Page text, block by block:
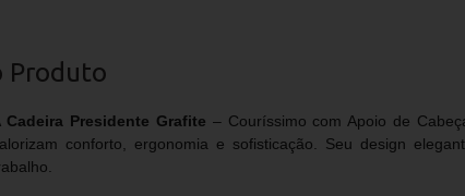
Produto
Cadeira Presidente Grafite – Couríssimo com Apoio de
conforto, ergonomia e sofisticação. Seu design